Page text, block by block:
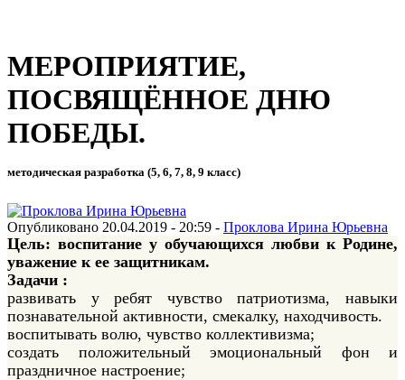
МЕРОПРИЯТИЕ,
ПОСВЯЩЁННОЕ ДНЮ
ПОБЕДЫ.
методическая разработка (5, 6, 7, 8, 9 класс)
Опубликовано 20.04.2019 - 20:59 - Проклова Ирина Юрьевна
Цель: воспитание у обучающихся любви к Родине,
уважение к ее защитникам.
Задачи :
развивать у ребят чувство патриотизма, навыки
познавательной активности, смекалку, находчивость.
воспитывать волю, чувство коллективизма;
создать положительный эмоциональный фон и
праздничное настроение;